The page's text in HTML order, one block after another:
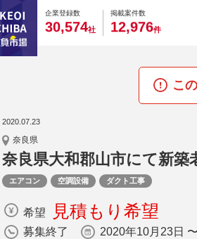
企業登録数
0
3
0
0,
0
5
0
74社
掲載案件数
0
1
0
2,
0
9
0
76件
こ
2020.07.23
奈良県
奈良県大和郡山市にて新
エアコン 空調設備 ダクト工事
希望 見積もり希望
募集終了
2020年10月23日